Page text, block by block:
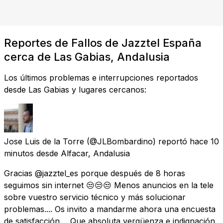
Reportes de Fallos de Jazztel España
cerca de Las Gabias, Andalusia
Los últimos problemas e interrupciones reportados
desde Las Gabias y lugares cercanos:
Jose Luis de la Torre (@JLBombardino) reportó hace 10
minutos desde Alfacar, Andalusia
Gracias @jazztel_es porque después de 8 horas
seguimos sin internet 😒😒😒 Menos anuncios en la tele
sobre vuestro servicio técnico y más solucionar
problemas.... Os invito a mandarme ahora una encuesta
de satisfacción.... Que absoluta vergüenza e indignación